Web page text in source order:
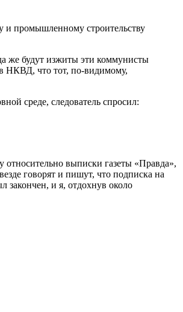
и промышленному строительству
же будут изжиты эти коммунисты
в НКВД, что тот, по-видимому,
среде, следователь спросил:
выписки газеты «Правда»,
говорят и пишут, что подписка на
закончен, и я, отдохнув около